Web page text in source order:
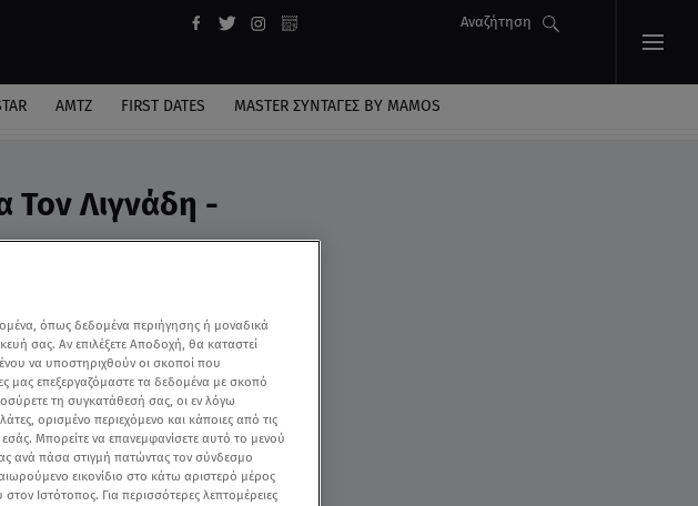
Αναζήτηση
ΑΜΤΖ FIRST DATES MASTER ΣΥΝΤΑΓΈΣ BY MAMOS
Τον Λιγνάδη -
εξελίξεις
όπως δεδομένα περιήγησης ή μοναδικά
σας. Αν επιλέξετε Αποδοχή, θα καταστεί
να υποστηριχθούν οι σκοποί που
μας επεξεργαζόμαστε τα δεδομένα με σκοπό
τη συγκατάθεσή σας, οι εν λόγω
ορισμένο περιεχόμενο και κάποιες από τις
εσάς. Μπορείτε να επανεμφανίσετε αυτό το μενού
ανά πάσα στιγμή πατώντας τον σύνδεσμο
εικονίδιο στο κάτω αριστερό μέρος
Ιστότοπος. Για περισσότερες λεπτομέρειες